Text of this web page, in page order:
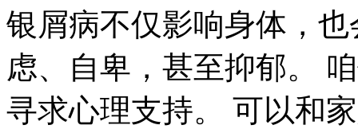
银屑病不仅影响身体，
虑、自卑，甚至抑郁。
寻求心理支持。 可以和